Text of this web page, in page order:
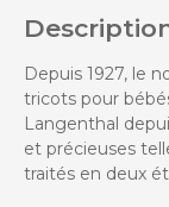
Depuis 1927, le
tricots pour
Langenthal
et précieuses
traités en deux